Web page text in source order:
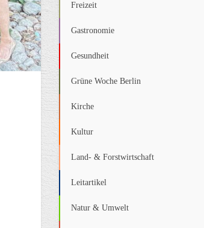
Freizeit
Gastronomie
Gesundheit
Grüne Woche Berlin
Kirche
Kultur
Land- & Forstwirtschaft
Leitartikel
Natur & Umwelt